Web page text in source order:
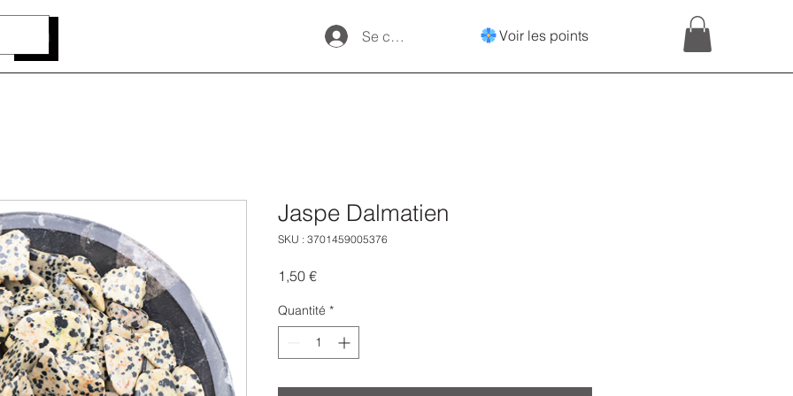
Se connecter Voir les points
Jaspe Dalmatien
SKU : 3701459005376
1,50 €Prix
Quantité *